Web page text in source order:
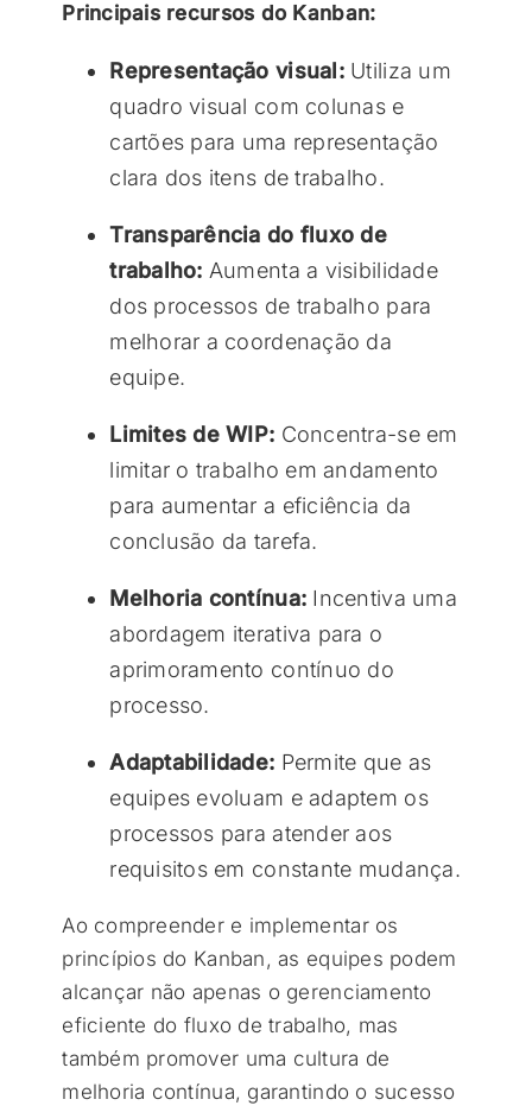
Principais recursos do Kanban:
Representação visual:Utiliza um
quadro visual com colunas e
cartões para uma representação
clara dos itens de trabalho.
Transparência do fluxo de
trabalho: Aumenta a visibilidade
dos processos de trabalho para
melhorar a coordenação da
equipe.
Limites de WIP: Concentra-se em
limitar o trabalho em andamento
para aumentar a eficiência da
conclusão da tarefa.
Melhoria contínua: Incentiva uma
abordagem iterativa para o
aprimoramento contínuo do
processo.
Adaptabilidade: Permite que as
equipes evoluam e adaptem os
processos para atender aos
requisitos em constante mudança.
Ao compreender e implementar os
princípios do Kanban, as equipes podem
alcançar não apenas o gerenciamento
eficiente do fluxo de trabalho, mas
também promover uma cultura de
melhoria contínua, garantindo o sucesso